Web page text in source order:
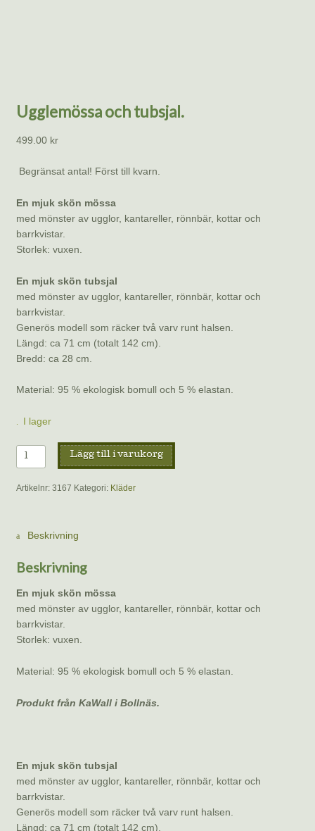
Ugglemössa och tubsjal.
499.00 kr
Begränsat antal! Först till kvarn.
En mjuk skön mössa
med mönster av ugglor, kantareller, rönnbär, kottar och
barrkvistar.
Storlek: vuxen.
En mjuk skön tubsjal
med mönster av ugglor, kantareller, rönnbär, kottar och
barrkvistar.
Generös modell som räcker två varv runt halsen.
Längd: ca 71 cm (totalt 142 cm).
Bredd: ca 28 cm.
Material: 95 % ekologisk bomull och 5 % elastan.
I lager
Ugglemössa
och
tubsjal.
Lägg till i varukorg
Artikelnr: 3167 Kategori: Kläder
Beskrivning
Beskrivning
En mjuk skön mössa
med mönster av ugglor, kantareller, rönnbär, kottar och
barrkvistar.
Storlek: vuxen.
Material: 95 % ekologisk bomull och 5 % elastan.
Produkt från KaWall i Bollnäs.
En mjuk skön tubsjal
med mönster av ugglor, kantareller, rönnbär, kottar och
barrkvistar.
Generös modell som räcker två varv runt halsen.
Längd: ca 71 cm (totalt 142 cm).